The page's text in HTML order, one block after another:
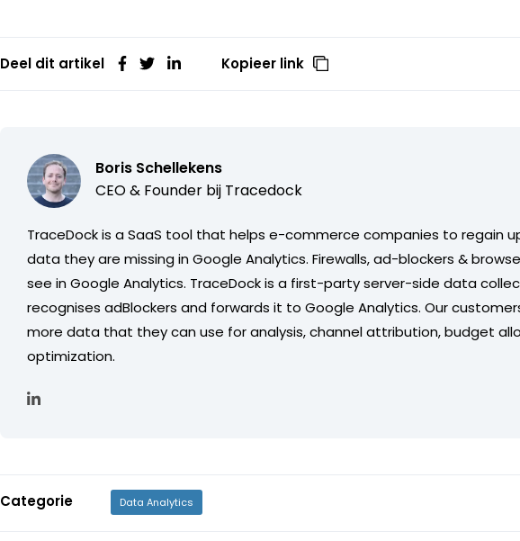
Deel dit artikel Kopieer link
Boris Schellekens
CEO & Founder bij Tracedock
TraceDock is a SaaS tool that helps e-commerce companies to regain
data they are missing in Google Analytics. Firewalls, ad-blockers &
see in Google Analytics. TraceDock is a first-party server-side data
recognises adBlockers and forwards it to Google Analytics. Our
more data that they can use for analysis, channel attribution, budget
optimization.
Categorie Data Analytics